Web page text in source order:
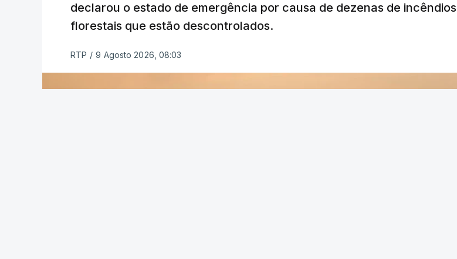
declarou o estado de emergência por causa de dezenas de incêndios
florestais que estão descontrolados.
RTP / 9 Agosto 2026, 08:03